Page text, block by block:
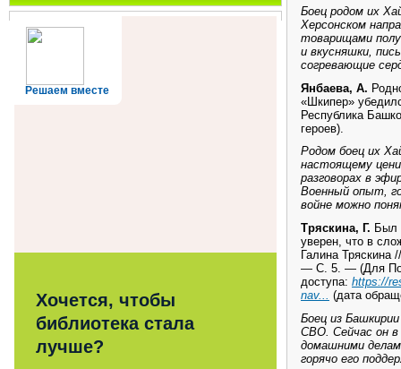
Решаем вместе
Хочется, чтобы
библиотека стала
лучше?
Боец родом их
Херсонском
товарищами
и вкусняшки,
согревающие
Янбаева, А.
«Шкипер»
Республика
героев).
Родом боец их
настоящему
разговорах в
Военный опыт,
войне можно
Тряскина, Г. Был
уверен, что в
Галина
— С. 5. — (Для
доступа: https://
nav... (дата
Боец из
СВО. Сейчас он в
домашними
горячо его